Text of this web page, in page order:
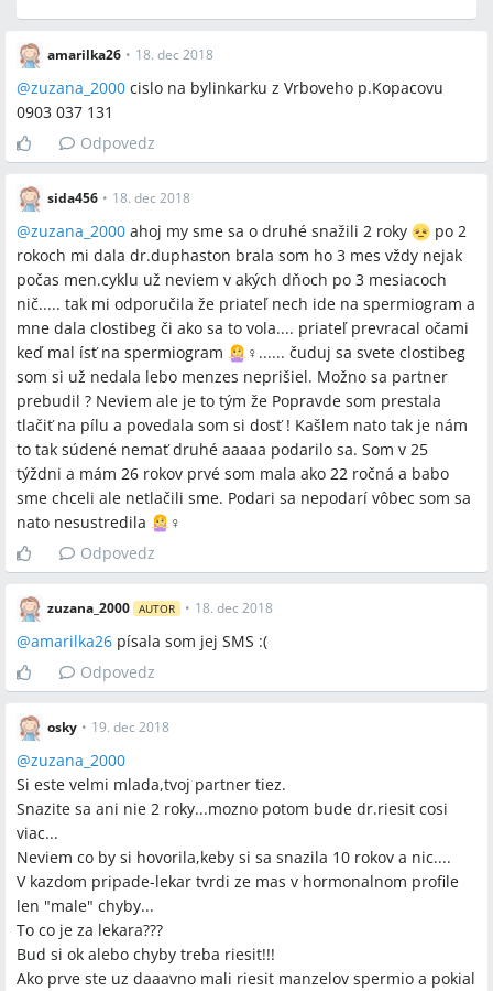
amarilka26 • 18. dec 2018
@zuzana_2000 cislo na bylinkarku z Vrboveho p.Kopacovu
0903 037 131
Odpovedz
sida456 • 18. dec 2018
@zuzana_2000 ahoj my sme sa o druhé snažili 2 roky
po 2
rokoch mi dala dr.duphaston brala som ho 3 mes vždy nejak
počas men.cyklu už neviem v akých dňoch po 3 mesiacoch
nič..... tak mi odporučila že priateľ nech ide na spermiogram a
mne dala clostibeg či ako sa to vola.... priateľ prevracal očami
keď mal ísť na spermiogram
‍♀️...... čuduj sa svete clostibeg
som si už nedala lebo menzes neprišiel. Možno sa partner
prebudil ? Neviem ale je to tým že Popravde som prestala
tlačiť na pílu a povedala som si dosť ! Kašlem nato tak je nám
to tak súdené nemať druhé aaaaa podarilo sa. Som v 25
týždni a mám 26 rokov prvé som mala ako 22 ročná a babo
sme chceli ale netlačili sme. Podari sa nepodarí vôbec som sa
nato nesustredila
‍♀️
Odpovedz
zuzana_2000 AUTOR • 18. dec 2018
@amarilka26 písala som jej SMS :(
Odpovedz
osky • 19. dec 2018
@zuzana_2000
Si este velmi mlada,tvoj partner tiez.
Snazite sa ani nie 2 roky...mozno potom bude dr.riesit cosi
viac...
Neviem co by si hovorila,keby si sa snazila 10 rokov a nic....
V kazdom pripade-lekar tvrdi ze mas v hormonalnom profile
len "male" chyby...
To co je za lekara???
Bud si ok alebo chyby treba riesit!!!
Ako prve ste uz daaavno mali riesit manzelov spermio a pokial